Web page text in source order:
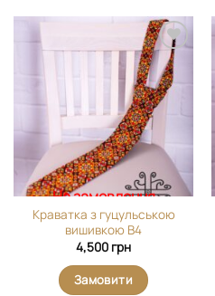
Додати
виріб у
вибране
На замовлення
Краватка з гуцульською
вишивкою В4
4,500 грн
Замовити